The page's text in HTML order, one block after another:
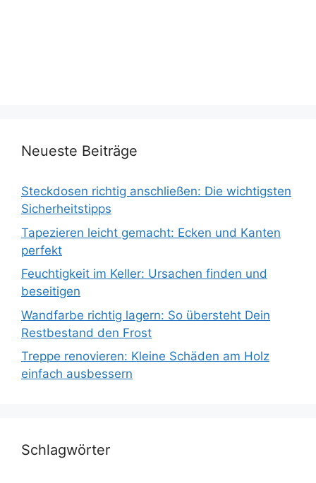
Neueste Beiträge
Steckdosen richtig anschließen: Die wichtigsten
Sicherheitstipps
Tapezieren leicht gemacht: Ecken und Kanten
perfekt
Feuchtigkeit im Keller: Ursachen finden und
beseitigen
Wandfarbe richtig lagern: So übersteht Dein
Restbestand den Frost
Treppe renovieren: Kleine Schäden am Holz
einfach ausbessern
Schlagwörter